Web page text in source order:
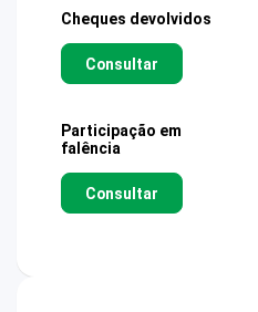
Cheques devolvidos
Consultar
Participação em
falência
Consultar